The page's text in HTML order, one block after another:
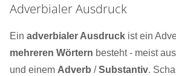
Adverbialer Ausdruck
Ein adverbialer Ausdruck ist ein
mehreren Wörtern besteht - meist
und einem Adverb /Substantiv.